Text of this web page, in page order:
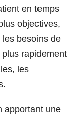
en temps
objectives,
besoins de
rapidement
les
apportant une